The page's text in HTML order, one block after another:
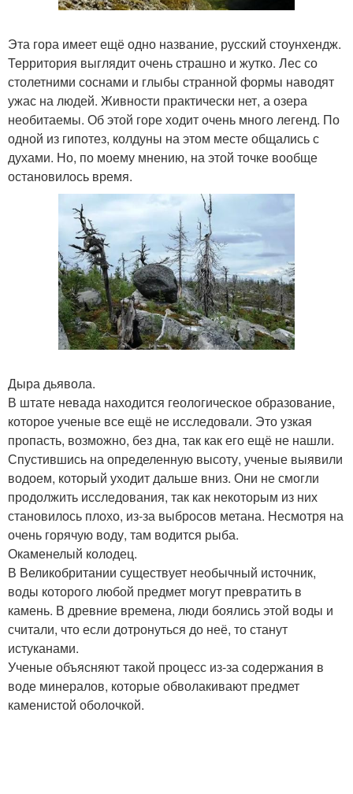
Эта гора имеет ещё одно название, русский стоунхендж.
Территория выглядит очень страшно и жутко. Лес со
столетними соснами и глыбы странной формы наводят
ужас на людей. Живности практически нет, а озера
необитаемы. Об этой горе ходит очень много легенд. По
одной из гипотез, колдуны на этом месте общались с
духами. Но, по моему мнению, на этой точке вообще
остановилось время.
Дыра дьявола.
В штате невада находится геологическое образование,
которое ученые все ещё не исследовали. Это узкая
пропасть, возможно, без дна, так как его ещё не нашли.
Спустившись на определенную высоту, ученые выявили
водоем, который уходит дальше вниз. Они не смогли
продолжить исследования, так как некоторым из них
становилось плохо, из-за выбросов метана. Несмотря на
очень горячую воду, там водится рыба.
Окаменелый колодец.
В Великобритании существует необычный источник,
воды которого любой предмет могут превратить в
камень. В древние времена, люди боялись этой воды и
считали, что если дотронуться до неё, то станут
истуканами.
Ученые объясняют такой процесс из-за содержания в
воде минералов, которые обволакивают предмет
каменистой оболочкой.